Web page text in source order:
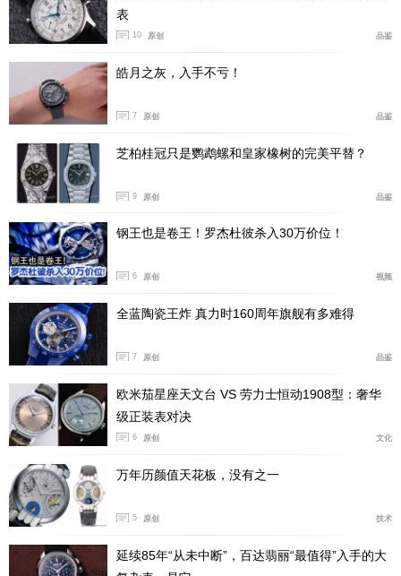
认，老款的Calibre 11机芯放到如今确实是已经略显老
态，而全新机芯的使用，无疑让摩纳哥再次王者归来。该
机芯是以目前泰格豪雅主力的TH20-00机芯为基础，并经
过了大幅改良，将之前卡莱拉系列上6点位的小秒针移至9
点位，并在彻底取消了小时计时盘，同时表冠也从3点位
转移到摩纳哥系列极具标志性的9点位。
在性能方面，该机芯作为Heuer 02机芯的进化版本。
采用了极具现代感的外观设计，摒弃了豪雅最初发明的摆
动齿轮，转而采用了垂直离合加导柱轮的组合，并拥有每
小时28,800次的摆频和业界领先的80小时动力储存。当然
最令人兴奋的，就是钛金属版本74000的价格，这个价格
不仅和之前左侧表冠的限量版价格相差无几，性能更是甩
表
10 原创 品鉴
皓月之灰，入手不亏！
7 原创 品鉴
芝柏桂冠只是鹦鹉螺和皇家橡树的完美平替？
9 原创 品鉴
钢王也是卷王！罗杰杜彼杀入30万价位！
6 原创 视频
全蓝陶瓷王炸 真力时160周年旗舰有多难得
7 原创 品鉴
欧米茄星座天文台 VS 劳力士恒动1908型：奢华
级正装表对决
6 原创 文化
万年历颜值天花板，没有之一
5 原创 技术
延续85年“从未中断”，百达翡丽“最值得”入手的大